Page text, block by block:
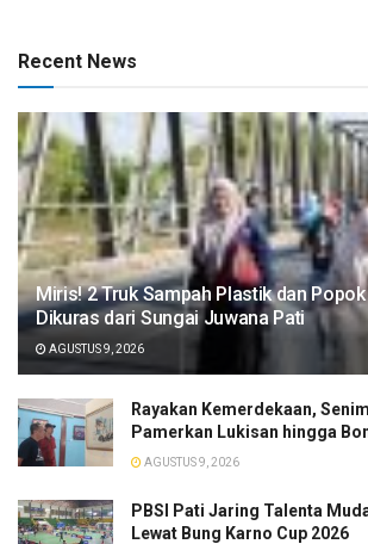
Recent News
​Miris! 2 Truk Sampah Plastik dan
Dikuras dari Sungai Juwana Pati
AGUSTUS 9, 2026
Rayakan Kemerdekaan,
Pamerkan Lukisan hingga
AGUSTUS 9, 2026
PBSI Pati Jaring Talenta
Lewat Bung Karno Cup 2026